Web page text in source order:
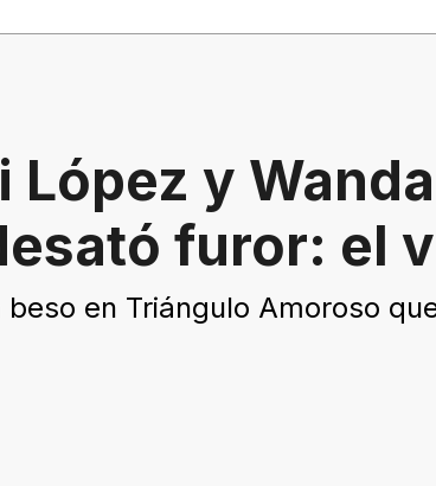
y
furor: el
en Triángulo Amoroso